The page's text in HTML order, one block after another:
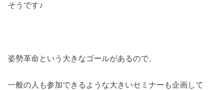
そうです♪
姿勢革命という大きなゴールがあるので、
一般の人も参加できるような大きいセミナーも企画して